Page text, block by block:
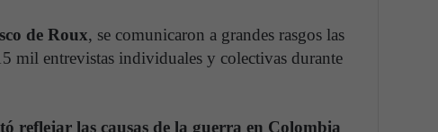
de Roux, se comunicaron a grandes rasgos las
mil entrevistas individuales y colectivas durante
reflejar las causas de la guerra en Colombia